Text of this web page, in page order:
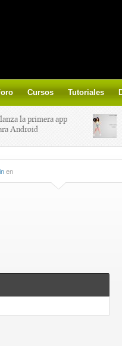
Cursos Tutoriales
la primera app
Android
en